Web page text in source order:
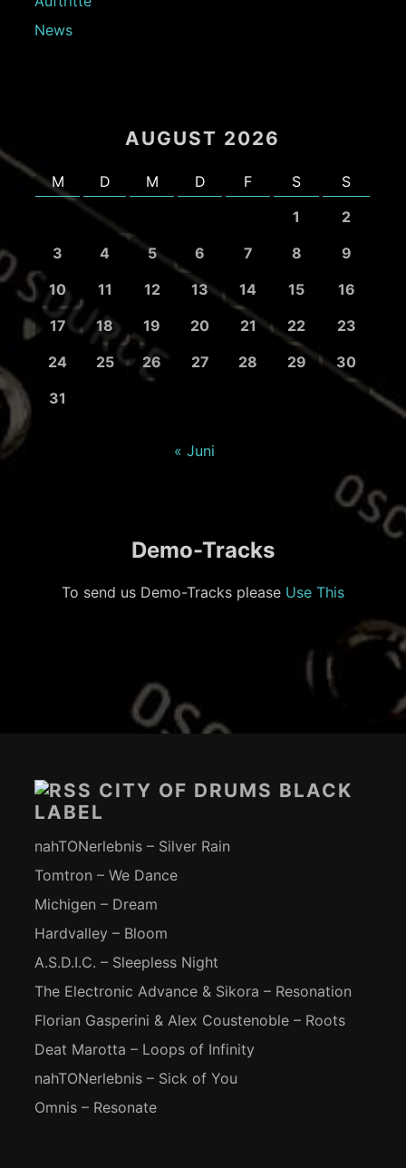
News
AUGUST 2026
M D M D F S
S
1
2
3
4 5 6 7 8
9
10
11 12 13 14 15
16
17
18 19 20 21 22
23
24
25 26 27 28 29
30
31
« Juni
Demo-Tracks
To send us Demo-Tracks please Use This
CITY OF DRUMS BLACK
LABEL
nahTONerlebnis – Silver Rain
Tomtron – We Dance
Michigen – Dream
Hardvalley – Bloom
A.S.D.I.C. – Sleepless Night
The Electronic Advance & Sikora – Resonation
Florian Gasperini & Alex Coustenoble – Roots
Deat Marotta – Loops of Infinity
nahTONerlebnis – Sick of You
Omnis – Resonate